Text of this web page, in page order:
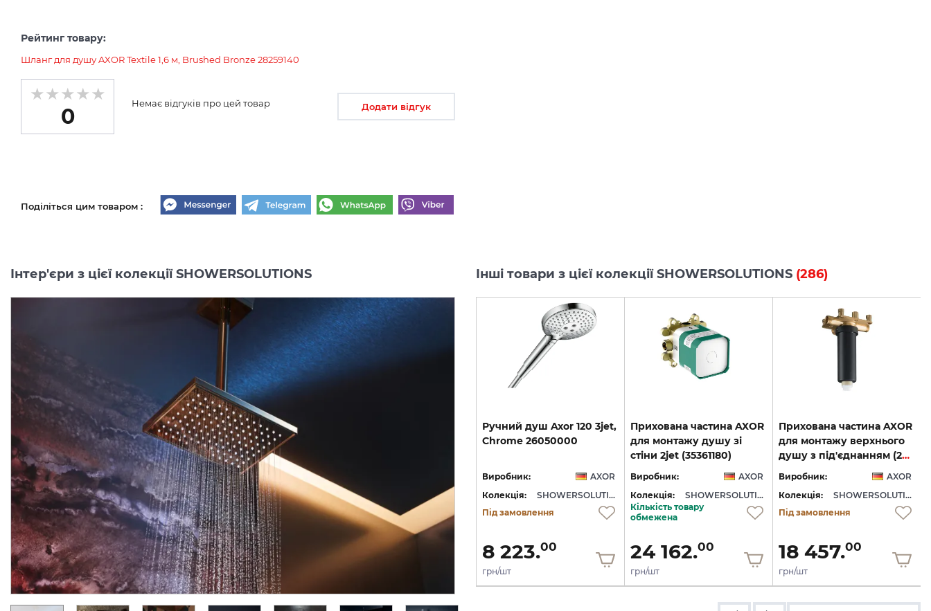
Рейтинг товару:
Шланг для душу AXOR Textile 1,6 м, Brushed Bronze 28259140
0
Немає відгуків про цей товар Додати відгук
Поділіться цим товаром :
Інтер'єри з цієї колекції SHOWERSOLUTIONS Інші товари з цієї колекції SHOWERSOLUTIONS (286)
Верхній душ Axor 300 1jet
P з тримачем, Polished
Red Gold (35300300)
Виробник:
AXOR
Колекція:
SHOWERSOLUTIONS
Під замовлення
165 958.00
грн/шт
Верхній душ Axor 300 1jet
P з тримачем, Chrome
(35300000)
Виробник:
AXOR
Колекція:
Кількість товару
обмежена
110 639.00
грн/шт
Колекція:
Кількість товару
обмежена
15 340.00
Ручний душ Axor 120 3jet,
Chrome 26050000
Виробник:
AXOR
Колекція:
SHOWERSOLUTIONS
Під замовлення
8 223.00
грн/шт
Прихована частина AXOR
для монтажу душу зі
стіни 2jet (35361180)
Виробник:
AXOR
Колекція:
SHOWERSOLUTIONS
Кількість товару
обмежена
24 162.00
грн/шт
Прихована частина AXOR
для монтажу верхнього
душу з під'єднанням (26434180)
Виробник:
AXOR
Колекція:
SHOWERSOLUTIONS
Під замовлення
18 457.00
грн/шт